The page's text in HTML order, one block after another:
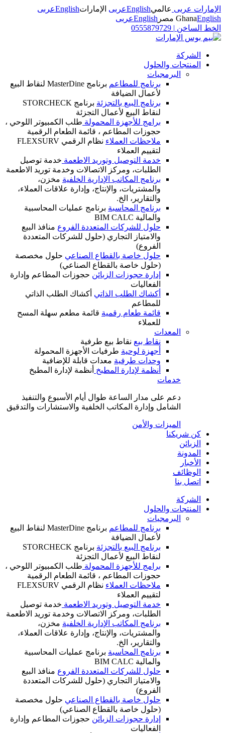
الإمارات عربى عالميEnglishعربى الإماراتEnglishعربى
GhanaEnglish مصر Englishعربى
الخط الساخن |
0555879729
الشركة
المنتجات والحلول
البرمجيات
برنامج للمطاعم
برنامج MasterDine لنقاط البيع
لأعمال الضيافة
برنامج البيع بالتجزئة
برنامج STORCHECK
لنقاط البيع لأعمال التجزئة
برامج للأجهزة المحمولة طلب الكمبيوتر اللوحي ،
حجوزات المطاعم ، قائمة الطعام الرقمية
ملاحظات العملاء
نظام الرقمي FLEXSURV
لتقييم العملاء
خدمة التوصيل وتوريد الاطعمة خدمة توصيل
الطلبات، ومركز الاتصالات وخدمة توريد الاطعمة
برنامج المكاتب الإدارية الخلفية مخزن،
والمشتريات، والإنتاج، وإدارة علاقات العملاء،
والتقارير، الخ.
برنامج المحاسبة برنامج عمليات المحاسبية
والمالية BIM CALC
حلول للشركات المتعددة الفروع منافذ البيع
والامتياز التجاري (حلول للشركات المتعددة
الفروع)
حلول خاصة بالقطاع الصناعي حلول مخصصة
(حلول خاصة بالقطاع الصناعي)
إدارة حجوزات الزبائن حجوزات المطاعم وإدارة
الفعاليات
أكشاك الطلب الذاتي أكشاك الطلب الذاتي
للمطاعم
قائمة طعام رقمية قائمة مطعم سهلة المسح
للعملاء
المعدات
نقاط بيع نقاط بيع طرفية
أجهزة لوحية طرفيات الأجهزة المحمولة
وحدات طرفية معدات قابلة للإضافية
أنظمة لإدارة المطبخ أنظمة لإدارة المطبخ
خدمات
دعم على مدار الساعة طوال أيام الأسبوع والتنفيذ
الشامل وإدارة المكاتب الخلفية والاستشارات والتدقيق
الميزات والأمن
كن شريكنا
الزبائن
المدونة
الأخبار
الوظائف
اتصل بنا
الشركة
المنتجات والحلول
البرمجيات
برنامج للمطاعم
برنامج MasterDine لنقاط البيع
لأعمال الضيافة
برنامج البيع بالتجزئة
برنامج STORCHECK
لنقاط البيع لأعمال التجزئة
برامج للأجهزة المحمولة طلب الكمبيوتر اللوحي ،
حجوزات المطاعم ، قائمة الطعام الرقمية
ملاحظات العملاء
نظام الرقمي FLEXSURV
لتقييم العملاء
خدمة التوصيل وتوريد الاطعمة خدمة توصيل
الطلبات، ومركز الاتصالات وخدمة توريد الاطعمة
برنامج المكاتب الإدارية الخلفية مخزن،
والمشتريات، والإنتاج، وإدارة علاقات العملاء،
والتقارير، الخ.
برنامج المحاسبة برنامج عمليات المحاسبية
والمالية BIM CALC
حلول للشركات المتعددة الفروع منافذ البيع
والامتياز التجاري (حلول للشركات المتعددة
الفروع)
حلول خاصة بالقطاع الصناعي حلول مخصصة
(حلول خاصة بالقطاع الصناعي)
إدارة حجوزات الزبائن حجوزات المطاعم وإدارة
الفعاليات